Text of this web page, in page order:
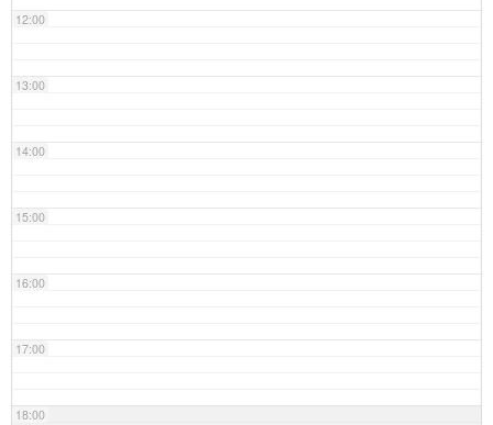
12:00
13:00
14:00
15:00
16:00
17:00
18:00